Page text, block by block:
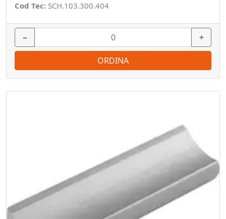
Cod Tec: SCH.103.300.404
− +
ORDINA